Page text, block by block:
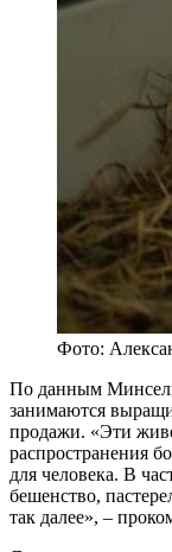
Фото:
По данным
занимаются
продажи. «Эти
распространения
для человека. В
бешенство,
так далее», –